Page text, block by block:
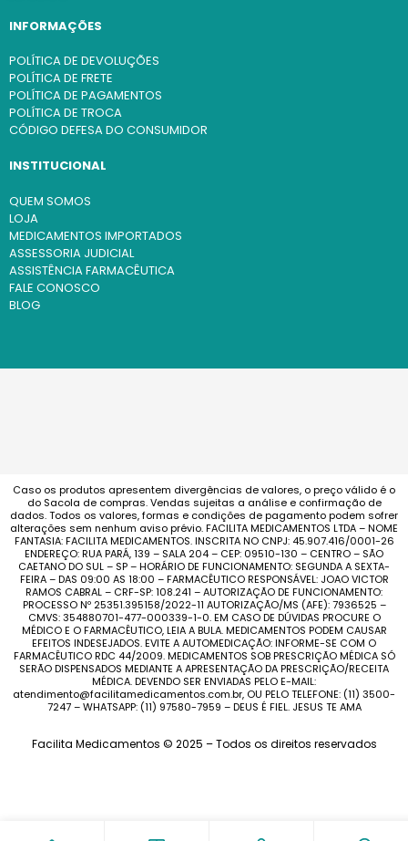
INFORMAÇÕES
POLÍTICA DE DEVOLUÇÕES
POLÍTICA DE FRETE
POLÍTICA DE PAGAMENTOS
POLÍTICA DE TROCA
CÓDIGO DEFESA DO CONSUMIDOR
INSTITUCIONAL
QUEM SOMOS
LOJA
MEDICAMENTOS IMPORTADOS
ASSESSORIA JUDICIAL
ASSISTÊNCIA FARMACÊUTICA
FALE CONOSCO
BLOG
Caso os produtos apresentem divergências de valores, o preço válido é o
do Sacola de compras. Vendas sujeitas a análise e confirmação de
dados. Todos os valores, formas e condições de pagamento podem sofrer
alterações sem nenhum aviso prévio. FACILITA MEDICAMENTOS LTDA – NOME
FANTASIA: FACILITA MEDICAMENTOS. INSCRITA NO CNPJ: 45.907.416/0001-26
ENDEREÇO: RUA PARÁ, 139 – SALA 204 – CEP: 09510-130 – CENTRO – SÃO
CAETANO DO SUL – SP – HORÁRIO DE FUNCIONAMENTO: SEGUNDA A SEXTA-
FEIRA – DAS 09:00 AS 18:00 – FARMACÊUTICO RESPONSÁVEL: JOAO VICTOR
RAMOS CABRAL – CRF-SP: 108.241 – AUTORIZAÇÃO DE FUNCIONAMENTO:
PROCESSO Nº 25351.395158/2022-11 AUTORIZAÇÃO/MS (AFE): 7936525 –
CMVS: 354880701-477-000339-1-0. EM CASO DE DÚVIDAS PROCURE O
MÉDICO E O FARMACÊUTICO, LEIA A BULA. MEDICAMENTOS PODEM CAUSAR
EFEITOS INDESEJADOS. EVITE A AUTOMEDICAÇÃO: INFORME-SE COM O
FARMACÊUTICO RDC 44/2009. MEDICAMENTOS SOB PRESCRIÇÃO MÉDICA SÓ
SERÃO DISPENSADOS MEDIANTE A APRESENTAÇÃO DA PRESCRIÇÃO/RECEITA
MÉDICA. DEVENDO SER ENVIADAS PELO E-MAIL:
atendimento@facilitamedicamentos.com.br, OU PELO TELEFONE: (11) 3500-
7247 – WHATSAPP: (11) 97580-7959 – DEUS É FIEL. JESUS TE AMA
Facilita Medicamentos © 2025 – Todos os direitos reservados